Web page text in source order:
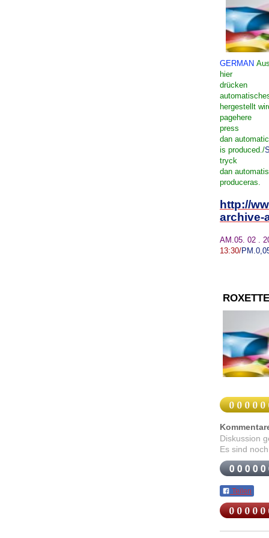
GERMAN
hier
drücken
hergestellt
pagehere
press
dan automatic
is produced./
tryck
dan
produceras.
http://
archive-
AM.05. 02 .
13:30/PM.
Diskussion
Es sind
Teilen